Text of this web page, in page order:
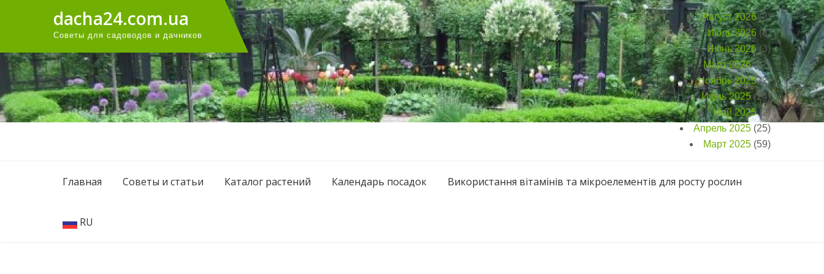
содержанию
dacha24.com.ua
Советы для садоводов и дачников
Август 2026(3)
Июль 2026 (8)
Июнь 2026(3)
Март 2026(67)
Ноябрь 2025(2)
Июнь 2025(24)
Май 2025(2)
Апрель 2025 (25)
Март 2025 (59)
Главная Советы и статьи Каталог растений Календарь посадок Використання вітамінів та мікроелементів для росту рослин
RU